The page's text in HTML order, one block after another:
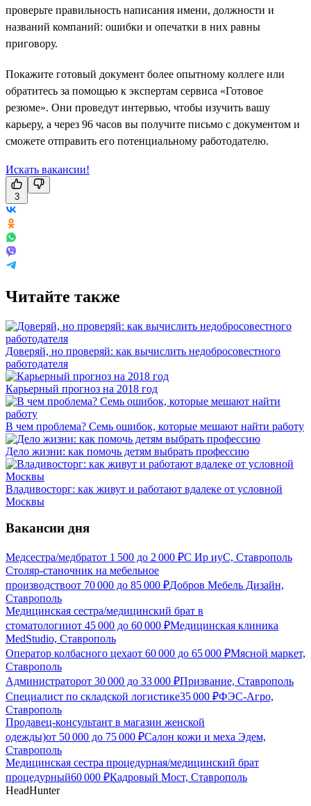
проверьте правильность написания имени, должности и
названий компаний: ошибки и опечатки в них равны
приговору.
Покажите готовый документ более опытному коллеге или
обратитесь за помощью к экспертам сервиса «Готовое
резюме». Они проведут интервью, чтобы изучить вашу
карьеру, а через 96 часов вы получите письмо с документом и
сможете отправить его потенциальному работодателю.
Искать вакансии!
3
Читайте также
Доверяй, но проверяй: как вычислить недобросовестного
работодателя
Карьерный прогноз на 2018 год
В чем проблема? Семь ошибок, которые мешают найти работу
Дело жизни: как помочь детям выбрать профессию
Владивосторг: как живут и работают вдалеке от условной
Москвы
Вакансии дня
Медсестра/медбратот 1 500 до 2 000 ₽С Ир иуС, Ставрополь
Столяр-станочник на мебельное
производствоот 70 000 до 85 000 ₽Добров Мебель Дизайн,
Ставрополь
Медицинская сестра/медицинский брат в
стоматологииот 45 000 до 60 000 ₽Медицинская клиника
MedStudio, Ставрополь
Оператор колбасного цехаот 60 000 до 65 000 ₽Мясной маркет,
Ставрополь
Администраторот 30 000 до 33 000 ₽Призвание, Ставрополь
Специалист по складской логистике35 000 ₽ФЭС-Агро,
Ставрополь
Продавец-консультант в магазин женской
одежды)от 50 000 до 75 000 ₽Салон кожи и меха Эдем,
Ставрополь
Медицинская сестра процедурная/медицинский брат
процедурный60 000 ₽Кадровый Мост, Ставрополь
HeadHunter